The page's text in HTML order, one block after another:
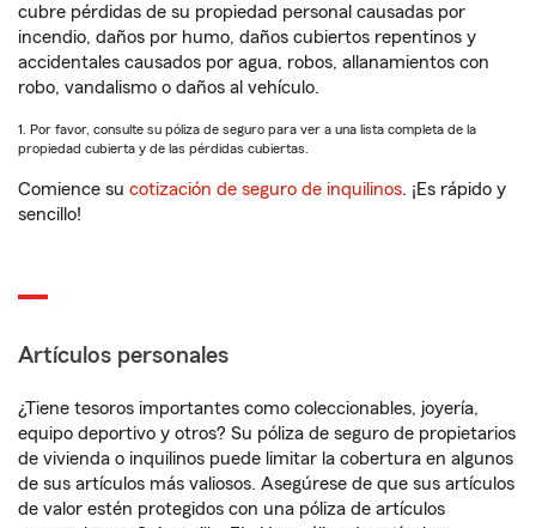
cubre pérdidas de su propiedad personal causadas por
incendio, daños por humo, daños cubiertos repentinos y
accidentales causados por agua, robos, allanamientos con
robo, vandalismo o daños al vehículo.
1. Por favor, consulte su póliza de seguro para ver a una lista completa de la
propiedad cubierta y de las pérdidas cubiertas.
Comience su cotización de seguro de inquilinos. ¡Es rápido y
sencillo!
Artículos personales
¿Tiene tesoros importantes como coleccionables, joyería,
equipo deportivo y otros? Su póliza de seguro de propietarios
de vivienda o inquilinos puede limitar la cobertura en algunos
de sus artículos más valiosos. Asegúrese de que sus artículos
de valor estén protegidos con una póliza de artículos